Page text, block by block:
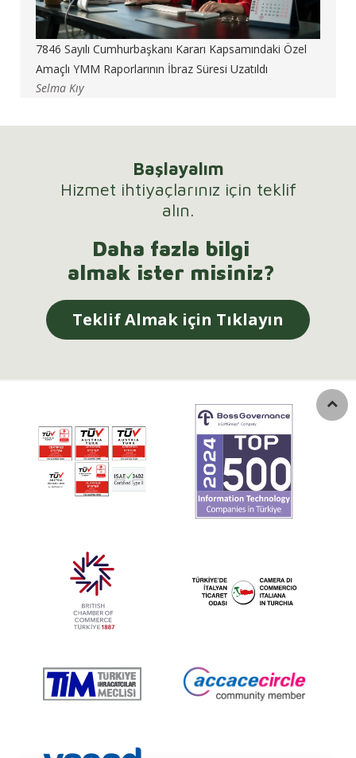
7846 Sayılı Cumhurbaşkanı Kararı Kapsamındaki Özel
Amaçlı YMM Raporlarının İbraz Süresi Uzatıldı
Selma Kıy
Başlayalım
Hizmet ihtiyaçlarınız için teklif
alın.
Daha fazla bilgi
almak ister misiniz?
Teklif Almak için Tıklayın